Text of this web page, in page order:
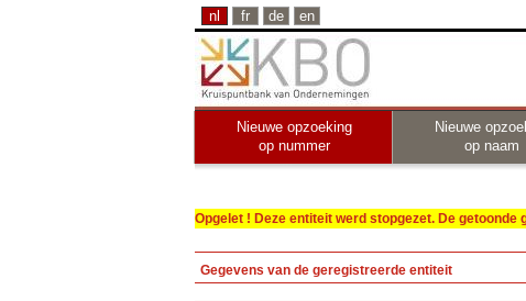
nl fr de en
Nieuwe opzoeking
op nummer
Nieuwe
op naam
Opgelet ! Deze entiteit werd stopgezet. De
Gegevens van de geregistreerde entiteit